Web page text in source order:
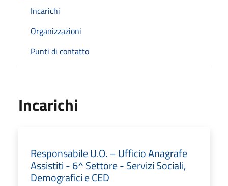
Incarichi
Organizzazioni
Punti di contatto
Incarichi
Responsabile U.O. – Ufficio Anagrafe
Assistiti - 6^ Settore - Servizi Sociali,
Demografici e CED